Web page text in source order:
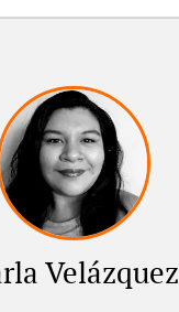
Velázquez